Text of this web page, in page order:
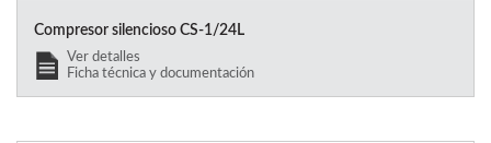
Compresor silencioso CS-1/24L
Ver detalles
Ficha técnica y documentación